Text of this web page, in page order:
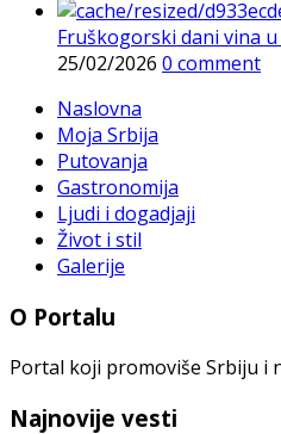
Fruškogorski dani vina u
25/02/2026 0 comment
Naslovna
Moja Srbija
Putovanja
Gastronomija
Ljudi i dogadjaji
Život i stil
Galerije
O Portalu
Portal koji promoviše Srbiju i
Najnovije vesti